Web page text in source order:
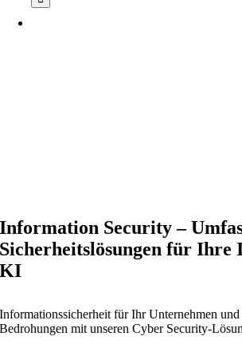
Information Security –
Sicherheitslösungen für Ihre
KI
Informationssicherheit für Ihr Unternehmen
Bedrohungen mit unseren Cyber Security-